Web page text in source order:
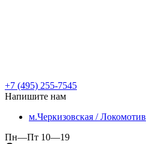
+7 (495) 255-7545
Напишите нам
м.Черкизовская / Локомотив
Пн—Пт 10—19